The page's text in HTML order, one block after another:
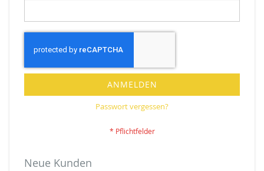
ANMELDEN
Passwort vergessen?
Neue Kunden